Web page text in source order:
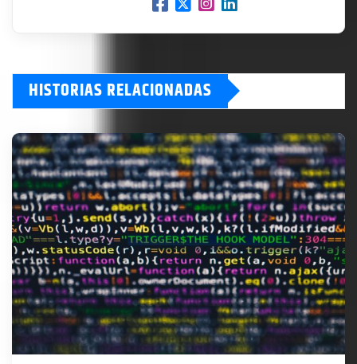
HISTORIAS RELACIONADAS